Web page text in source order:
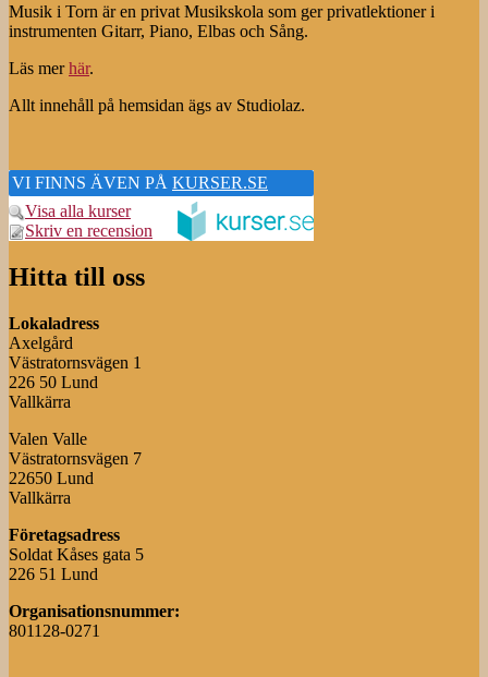
Musik i Torn är en privat Musikskola som ger privatlektioner i
instrumenten Gitarr, Piano, Elbas och Sång.
Läs merhär.
Allt innehåll på hemsidan ägs av Studiolaz.
VI FINNS ÄVEN PÅ KURSER.SE
Visa alla kurser
Skriv en recension
Hitta till oss
Lokaladress
Axelgård
Västratornsvägen 1
226 50 Lund
Vallkärra
Valen Valle
Västratornsvägen 7
22650 Lund
Vallkärra
Företagsadress
Soldat Kåses gata 5
226 51 Lund
Organisationsnummer:
801128-0271